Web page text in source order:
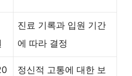
진료 기록과 입원 기간
에 따라 결정
정신적 고통에 대한 보